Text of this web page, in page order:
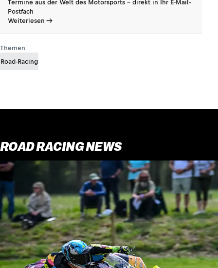
Termine aus der Welt des Motorsports - direkt in Ihr E-Mail-
Postfach
Weiterlesen
Themen
Road-Racing
ROAD RACING NEWS